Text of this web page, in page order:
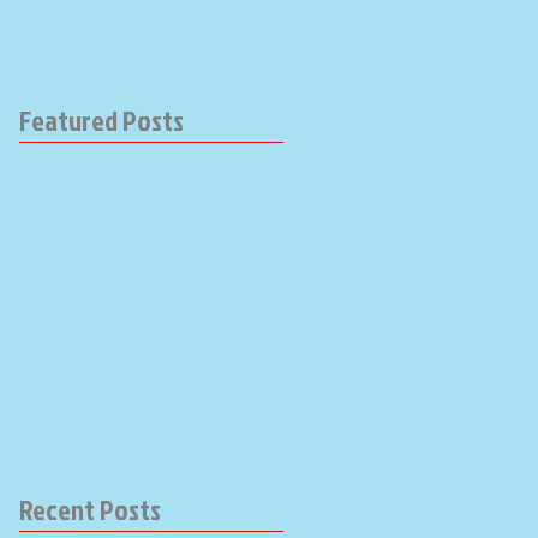
Featured Posts
Recent Posts